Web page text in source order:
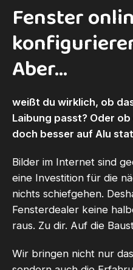
Fenster
Aber...
weißt du wirklich, ob
Laibung passt? Oder
doch besser auf Alu
Bilder im Internet sind
eine Investition für die
nichts schiefgehen.
Fensterdealer keine
raus. Zu dir. Auf die
Wir bringen nicht nur